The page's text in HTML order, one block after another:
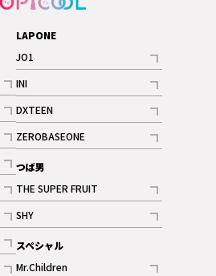
LAPONE
JO1
記事
INI
記事
ギャラリー
DXTEEN
記事
ギャラリー
ZEROBASEONE
記事
つば男
THE SUPER FRUIT
記事
SHY
記事
スペシャル
Mr.Children